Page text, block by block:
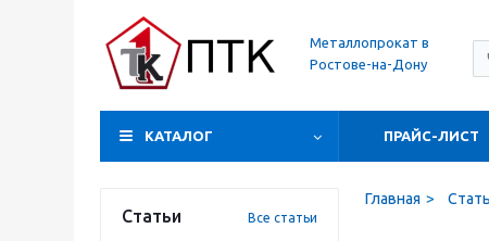
Металлопрокат в
Ростове-на-Дону
КАТАЛОГ ПРАЙС-ЛИСТ
Статьи Все статьи
Главная